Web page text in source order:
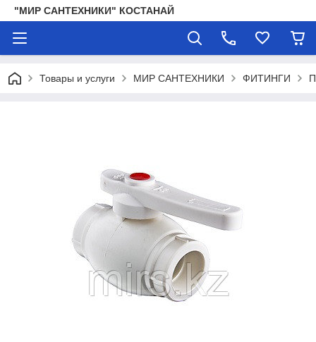
"МИР САНТЕХНИКИ" КОСТАНАЙ
Товары и услуги МИР САНТЕХНИКИ ФИТИНГИ